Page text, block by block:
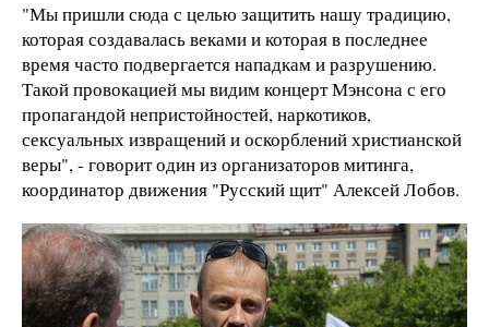
"Мы пришли сюда с целью защитить нашу традицию,
которая создавалась веками и которая в последнее
время часто подвергается нападкам и разрушению.
Такой провокацией мы видим концерт Мэнсона с его
пропагандой непристойностей, наркотиков,
сексуальных извращений и оскорблений христианской
веры", - говорит один из организаторов митинга,
координатор движения "Русский щит" Алексей Лобов.